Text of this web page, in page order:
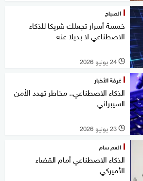
الصباح
خمسة أسرار تجعلك شريكا للذكاء
الاصطناعي لا بديلا عنه
l 24 يونيو 2026
غرفة الأخبار
الذكاء الاصطناعي.. مخاطر تهدد الأمن
السيبراني
l 23 يونيو 2026
العم سام
الذكاء الاصطناعي أمام القضاء
الأميركي